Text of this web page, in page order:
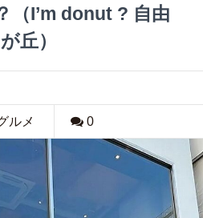
（I’m donut ? 自由
丘）
ルメ 0